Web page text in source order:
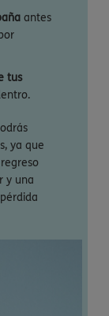
antes
tus
ya que
y una